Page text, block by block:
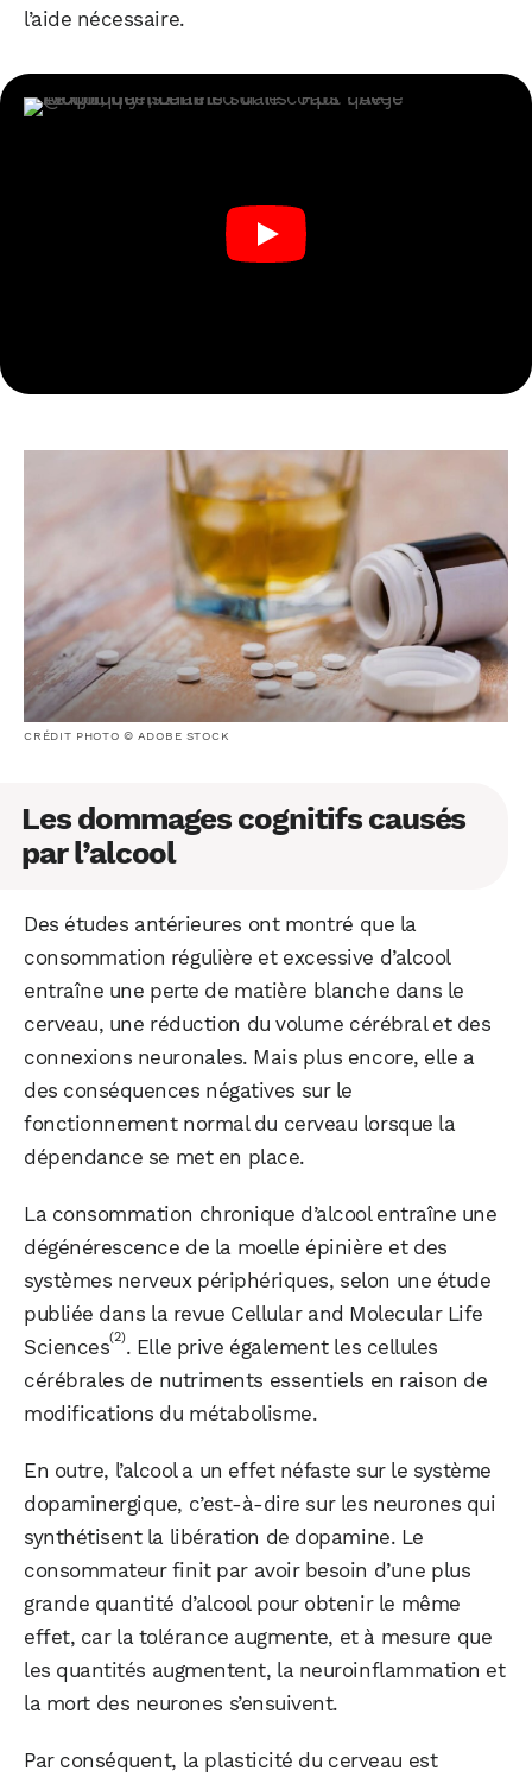
l’aide nécessaire.
CRÉDIT PHOTO © ADOBE STOCK
Les dommages cognitifs causés
par l’alcool
Des études antérieures ont montré que la
consommation régulière et excessive d’alcool
entraîne une perte de matière blanche dans le
cerveau, une réduction du volume cérébral et des
connexions neuronales. Mais plus encore, elle a
des conséquences négatives sur le
fonctionnement normal du cerveau lorsque la
dépendance se met en place.
La consommation chronique d’alcool entraîne une
dégénérescence de la moelle épinière et des
systèmes nerveux périphériques, selon une étude
publiée dans la revue Cellular and Molecular Life
Sciences(2). Elle prive également les cellules
cérébrales de nutriments essentiels en raison de
modifications du métabolisme.
En outre, l’alcool a un effet néfaste sur le système
dopaminergique, c’est-à-dire sur les neurones qui
synthétisent la libération de dopamine. Le
consommateur finit par avoir besoin d’une plus
grande quantité d’alcool pour obtenir le même
effet, car la tolérance augmente, et à mesure que
les quantités augmentent, la neuroinflammation et
la mort des neurones s’ensuivent.
Par conséquent, la plasticité du cerveau est